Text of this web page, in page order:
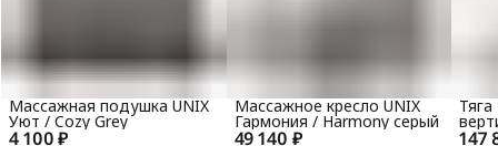
4 100 ₽
Массажная подушка UNIX
Уют / Cozy Grey
49 140 ₽
Массажное кресло UNIX
Гармония / Harmony серый
147